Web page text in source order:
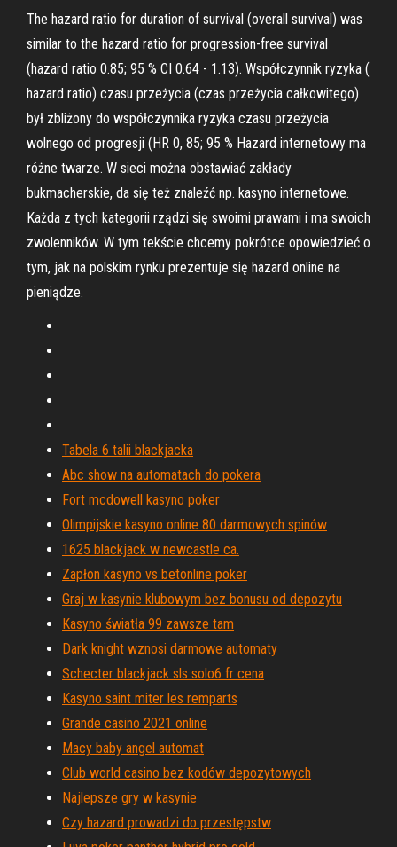
The hazard ratio for duration of survival (overall survival) was
similar to the hazard ratio for progression-free survival
(hazard ratio 0.85; 95 % CI 0.64 - 1.13). Współczynnik ryzyka (
hazard ratio) czasu przeżycia (czas przeżycia całkowitego)
był zbliżony do współczynnika ryzyka czasu przeżycia
wolnego od progresji (HR 0, 85; 95 % Hazard internetowy ma
różne twarze. W sieci można obstawiać zakłady
bukmacherskie, da się też znaleźć np. kasyno internetowe.
Każda z tych kategorii rządzi się swoimi prawami i ma swoich
zwolenników. W tym tekście chcemy pokrótce opowiedzieć o
tym, jak na polskim rynku prezentuje się hazard online na
pieniądze.
Tabela 6 talii blackjacka
Abc show na automatach do pokera
Fort mcdowell kasyno poker
Olimpijskie kasyno online 80 darmowych spinów
1625 blackjack w newcastle ca.
Zapłon kasyno vs betonline poker
Graj w kasynie klubowym bez bonusu od depozytu
Kasyno światła 99 zawsze tam
Dark knight wznosi darmowe automaty
Schecter blackjack sls solo6 fr cena
Kasyno saint miter les remparts
Grande casino 2021 online
Macy baby angel automat
Club world casino bez kodów depozytowych
Najlepsze gry w kasynie
Czy hazard prowadzi do przestępstw